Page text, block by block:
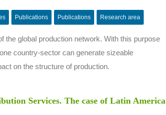
Publications Publications Research area
the global production network. With this purpose
country-sector can generate sizeable
on the structure of production.
Services. The case of Latin America